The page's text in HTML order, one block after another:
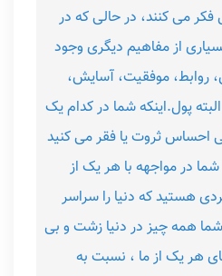
فکر می کنند، در حالی که در
از مفاهیم دیگری وجود
روابط، موفقیت، آسایش،
پول.اینکه شما در کدام یک
احساس ثروت یا فقر می کنید
در مواجهه با هر یک از
هستید که دنیا را سراسر
شما همه چیز در دنیا زشت و بی
هر یک از ما ، نسبت به